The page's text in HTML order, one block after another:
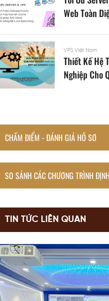
Web Toàn
VPS Việt Nam
Thiết Kế Hệ
Nghiệp Cho
CHẤM ĐIỂM - ĐÁNH GIÁ HỒ SƠ
SO SÁNH CÁC CHƯƠNG TRÌNH
TIN TỨC LIÊN QUAN